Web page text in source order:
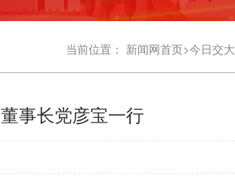
当前位置： 新闻网首页>今日交大
事长党彦宝一行